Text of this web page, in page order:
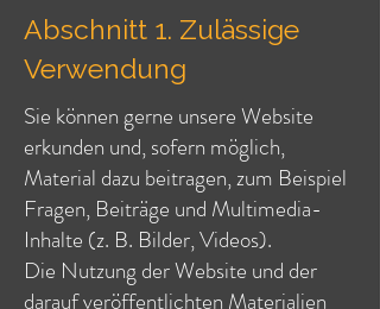
Abschnitt 1. Zulässige
Verwendung
Sie können gerne unsere Website
erkunden und, sofern möglich,
Material dazu beitragen, zum Beispiel
Fragen, Beiträge und Multimedia-
Inhalte (z. B. Bilder, Videos).
Die Nutzung der Website und der
darauf veröffentlichten Materialien